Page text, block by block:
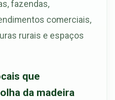
fazendas,
comerciais,
rurais e espaços
que
da madeira